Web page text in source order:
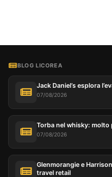
BLOG LICOREA
Jack Daniel’s esplora
07/08/2026
Torba nel whisky:
07/08/2026
Glenmorangie e
travel retail